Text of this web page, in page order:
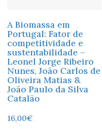
A Biomassa em
Portugal: Fator de
competitividade e
sustentabilidade –
Leonel Jorge Ribeiro
Nunes, João Carlos de
Oliveira Matias &
João Paulo da Silva
Catalão
16,00€